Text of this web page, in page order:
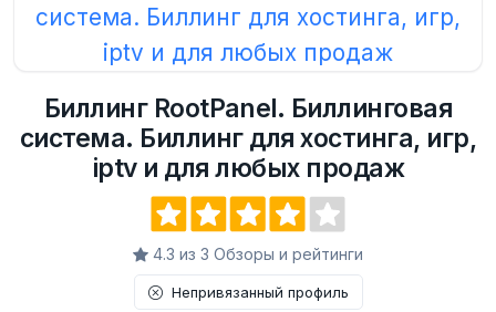
Биллинг RootPanel. Биллинговая
система. Биллинг для хостинга, игр,
iptv и для любых продаж
4.3 из 3 Обзоры и рейтинги
Непривязанный профиль